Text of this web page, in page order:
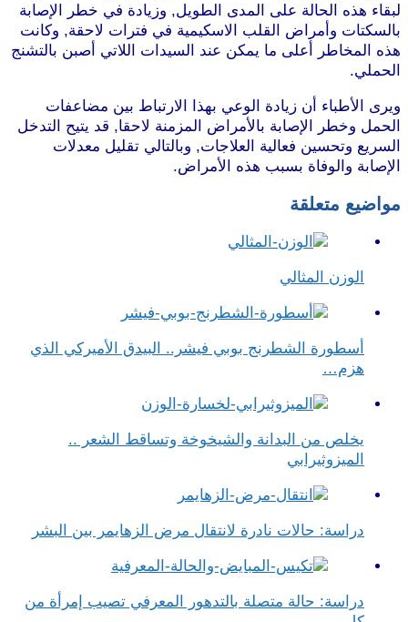
لبقاء هذه الحالة على المدى الطويل, وزيادة في خطر الإصابة
بالسكتات وأمراض القلب الاسكيمية في فترات لاحقة, وكانت
هذه المخاطر أعلى ما يمكن عند السيدات اللاتي أصبن بالتشنج
الحملي.
ويرى الأطباء أن زيادة الوعي بهذا الارتباط بين مضاعفات
الحمل وخطر الإصابة بالأمراض المزمنة لاحقا, قد يتيح التدخل
السريع وتحسين فعالية العلاجات, وبالتالي تقليل معدلات
الإصابة والوفاة بسبب هذه الأمراض.
مواضيع متعلقة
الوزن المثالي
أسطورة الشطرنج بوبي فيشر.. البيدق الأميركي الذي
هزم…
يخلص من البدانة والشيخوخة وتساقط الشعر ..
الميزوثيرابي
دراسة: حالات نادرة لانتقال مرض الزهايمر بين البشر
دراسة: حالة متصلة بالتدهور المعرفي تصيب إمرأة من